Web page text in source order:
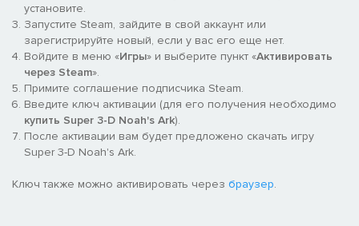
установите.
Запустите Steam, зайдите в свой аккаунт или
зарегистрируйте новый, если у вас его еще нет.
Войдите в меню «Игры» и выберите пункт «Активировать
через Steam».
Примите соглашение подписчика Steam.
Введите ключ активации (для его получения необходимо
купить Super 3-D Noah's Ark).
После активации вам будет предложено скачать игру
Super 3-D Noah's Ark.
Ключ также можно активировать через браузер.